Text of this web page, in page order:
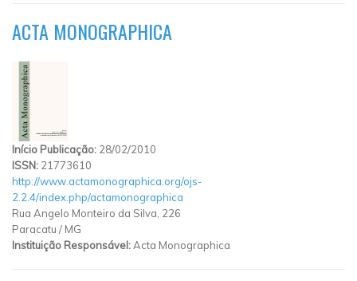
ACTA MONOGRAPHICA
Início Publicação: 28/02/2010
ISSN: 21773610
http://www.actamonographica.org/ojs-
2.2.4/index.php/actamonographica
Rua Angelo Monteiro da Silva, 226
Paracatu / MG
Instituição Responsável:Acta Monographica